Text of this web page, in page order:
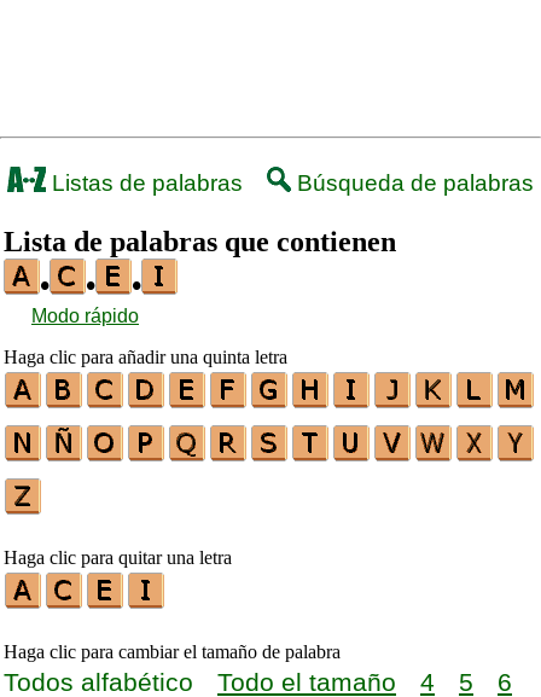
Listas de palabras Búsqueda de palabras
Lista de palabras que contienen
•
• •
Modo rápido
Haga clic para añadir una quinta letra
Haga clic para quitar una letra
Haga clic para cambiar el tamaño de palabra
Todos alfabético Todo el tamaño 4 5
6